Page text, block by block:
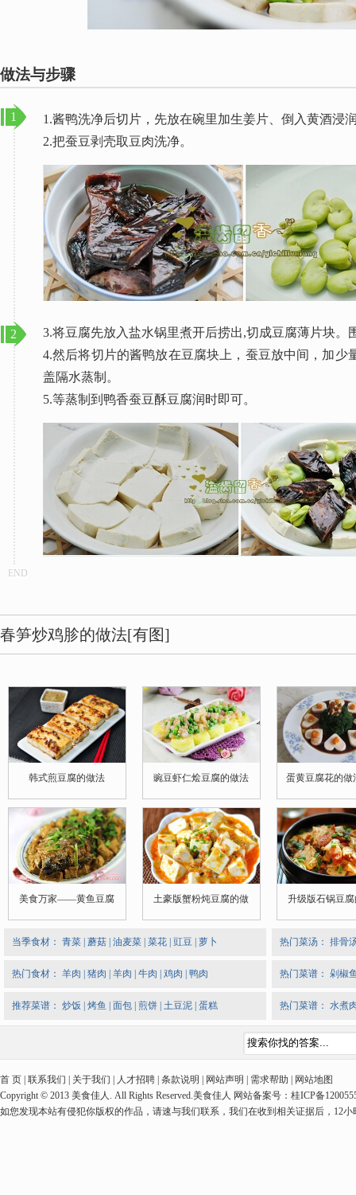
做法与步骤
1
1.酱鸭洗净后切片，先放在碗里加生姜片、倒入黄酒浸
2.把蚕豆剥壳取豆肉洗净。
2
3.将豆腐先放入盐水锅里煮开后捞出,切成豆腐薄片块。
4.然后将切片的酱鸭放在豆腐块上，蚕豆放中间，加少
盖隔水蒸制。
5.等蒸制到鸭香蚕豆酥豆腐润时即可。
END
春笋炒鸡胗的做法[有图]
韩式煎豆腐的做法 豌豆虾仁烩豆腐的做法 蛋黄豆腐花的做
美食万家——黄鱼豆腐 土豪版蟹粉炖豆腐的做 升级版石锅豆
当季食材： 青菜 | 蘑菇 | 油麦菜 | 菜花 | 豇豆 | 萝卜
热门食材： 羊肉 | 猪肉 | 羊肉 | 牛肉 | 鸡肉 | 鸭肉
推荐菜谱： 炒饭 | 烤鱼 | 面包 | 煎饼 | 土豆泥 | 蛋糕
热门菜汤： 排骨
热门菜谱： 剁椒
热门菜谱： 水煮
首 页 | 联系我们 | 关于我们 | 人才招聘 | 条款说明 | 网站声明 | 需求帮助 | 网站地图
Copyright © 2013 美食佳人. All Rights Reserved.美食佳人 网站备案号：桂ICP备
如您发现本站有侵犯你版权的作品，请速与我们联系，我们在收到相关证据后，12